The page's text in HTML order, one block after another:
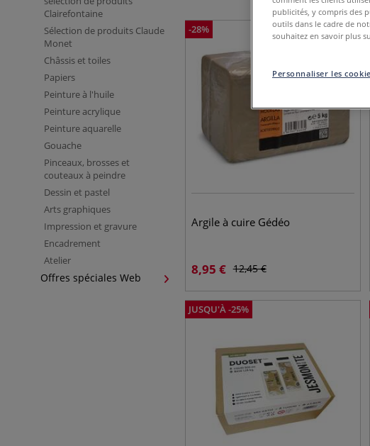
Clairefontaine
Sélection de produits Claude
Monet
Châssis et toiles
Papiers
Peinture à l'huile
Peinture acrylique
Peinture aquarelle
Gouache
Pinceaux, brosses et
couteaux à peindre
Dessin et pastel
Arts graphiques
Impression et gravure
Encadrement
Atelier
Offres spéciales Web
-28%
Argile à cuire Gédéo
8,95 € 12,45€
JUSQU'À-25%
publicités, y compris des
outils dans le cadre de
souhaitez en savoir plus
Personnaliser les